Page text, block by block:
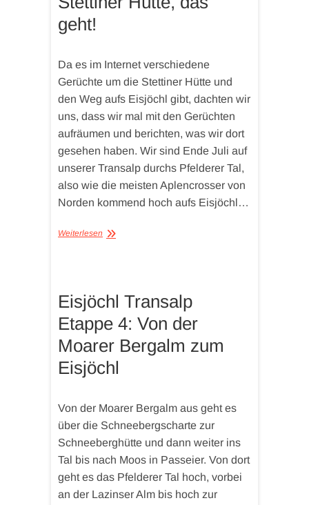
geht!
Da es im Internet verschiedene
Gerüchte um die Stettiner Hütte und
den Weg aufs Eisjöchl gibt, dachten wir
uns, dass wir mal mit den Gerüchten
aufräumen und berichten, was wir dort
gesehen haben. Wir sind Ende Juli auf
unserer Transalp durchs Pfelderer Tal,
also wie die meisten Aplencrosser von
Norden kommend hoch aufs Eisjöchl…
Weiterlesen
Eisjöchl Transalp
Etappe 4: Von der
Moarer Bergalm zum
Eisjöchl
Von der Moarer Bergalm aus geht es
über die Schneebergscharte zur
Schneeberghütte und dann weiter ins
Tal bis nach Moos in Passeier. Von dort
geht es das Pfelderer Tal hoch, vorbei
an der Lazinser Alm bis hoch zur